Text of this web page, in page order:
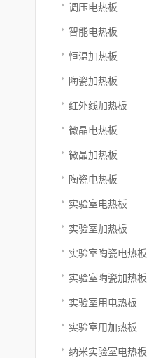
调压电热板
智能电热板
恒温加热板
陶瓷加热板
红外线加热板
微晶电热板
微晶加热板
陶瓷电热板
实验室电热板
实验室加热板
实验室陶瓷电热板
实验室陶瓷加热板
实验室用电热板
实验室用加热板
纳米实验室电热板